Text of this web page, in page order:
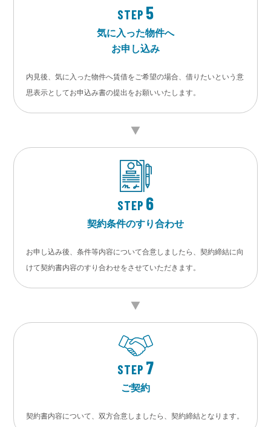
STEP 5
気に入った物件へ
お申し込み
内見後、気に入った物件へ賃借をご希望の場合、借りたいという意
思表示としてお申込み書の提出をお願いいたします。
STEP 6
契約条件のすり合わせ
お申し込み後、条件等内容について合意しましたら、契約締結に向
けて契約書内容のすり合わせをさせていただきます。
STEP 7
ご契約
契約書内容について、双方合意しましたら、契約締結となります。